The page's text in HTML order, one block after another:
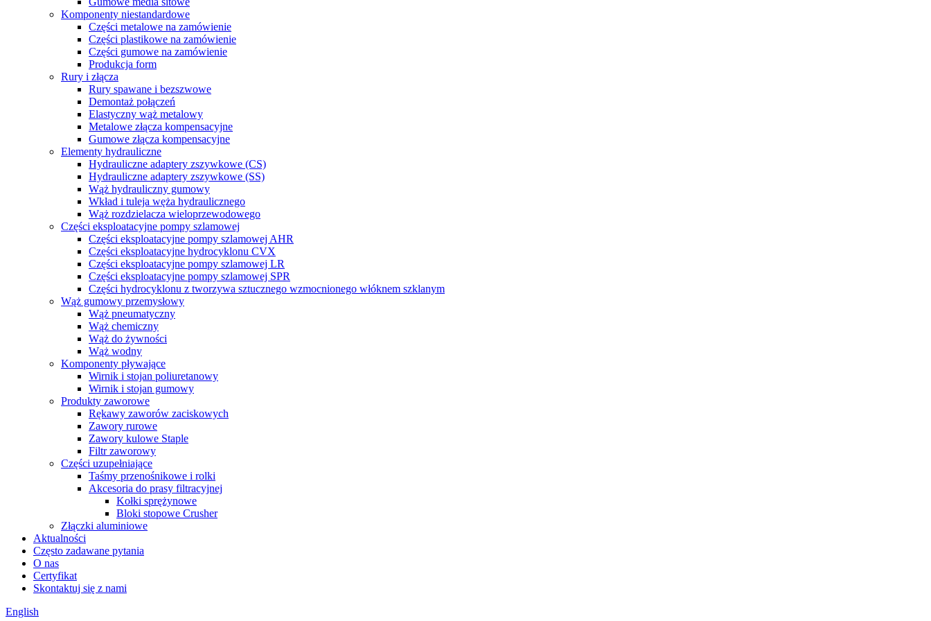
Komponenty niestandardowe
Części metalowe na zamówienie
Części plastikowe na zamówienie
Części gumowe na zamówienie
Produkcja form
Rury i złącza
Rury spawane i bezszwowe
Demontaż połączeń
Elastyczny wąż metalowy
Metalowe złącza kompensacyjne
Gumowe złącza kompensacyjne
Elementy hydrauliczne
Hydrauliczne adaptery zszywkowe (CS)
Hydrauliczne adaptery zszywkowe (SS)
Wąż hydrauliczny gumowy
Wkład i tuleja węża hydraulicznego
Wąż rozdzielacza wieloprzewodowego
Części eksploatacyjne pompy szlamowej
Części eksploatacyjne pompy szlamowej AHR
Części eksploatacyjne hydrocyklonu CVX
Części eksploatacyjne pompy szlamowej LR
Części eksploatacyjne pompy szlamowej SPR
Części hydrocyklonu z tworzywa sztucznego wzmocnionego włóknem szklanym
Wąż gumowy przemysłowy
Wąż pneumatyczny
Wąż chemiczny
Wąż do żywności
Wąż wodny
Komponenty pływające
Wirnik i stojan poliuretanowy
Wirnik i stojan gumowy
Produkty zaworowe
Rękawy zaworów zaciskowych
Zawory rurowe
Zawory kulowe Staple
Filtr zaworowy
Części uzupełniające
Taśmy przenośnikowe i rolki
Akcesoria do prasy filtracyjnej
Kołki sprężynowe
Bloki stopowe Crusher
Złączki aluminiowe
Aktualności
Często zadawane pytania
O nas
Certyfikat
Skontaktuj się z nami
English